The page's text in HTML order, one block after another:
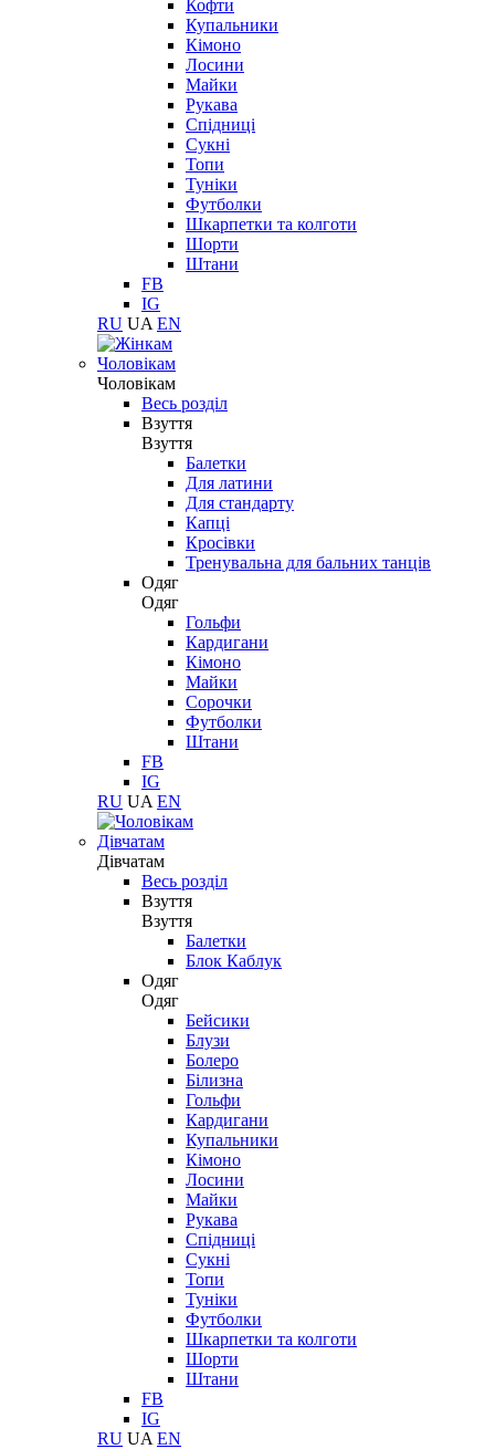
Кофти
Купальники
Кімоно
Лосини
Майки
Рукава
Спідниці
Сукні
Топи
Туніки
Футболки
Шкарпетки та колготи
Шорти
Штани
FB
IG
RU UA EN
Чоловікам
Чоловікам
Весь розділ
Взуття
Взуття
Балетки
Для латини
Для стандарту
Капці
Кросівки
Тренувальна для бальних танців
Одяг
Одяг
Гольфи
Кардигани
Кімоно
Майки
Сорочки
Футболки
Штани
FB
IG
RU UA EN
Дівчатам
Дівчатам
Весь розділ
Взуття
Взуття
Балетки
Блок Каблук
Одяг
Одяг
Бейсики
Блузи
Болеро
Білизна
Гольфи
Кардигани
Купальники
Кімоно
Лосини
Майки
Рукава
Спідниці
Сукні
Топи
Туніки
Футболки
Шкарпетки та колготи
Шорти
Штани
FB
IG
RU UA EN